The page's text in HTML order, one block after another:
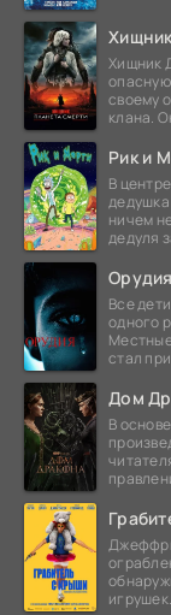
Хищник
своему
клана.
Рик и
В
ничем
дедуля
Все
одного
стал
Дом
В